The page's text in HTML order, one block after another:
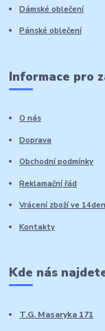
Dámské oblečení
Pánské oblečení
Informace pro
O nás
Doprava
Obchodní podmínky
Reklamační řád
Vrácení zboží ve
Kontakty
Kde nás
T.G. Masaryka 171